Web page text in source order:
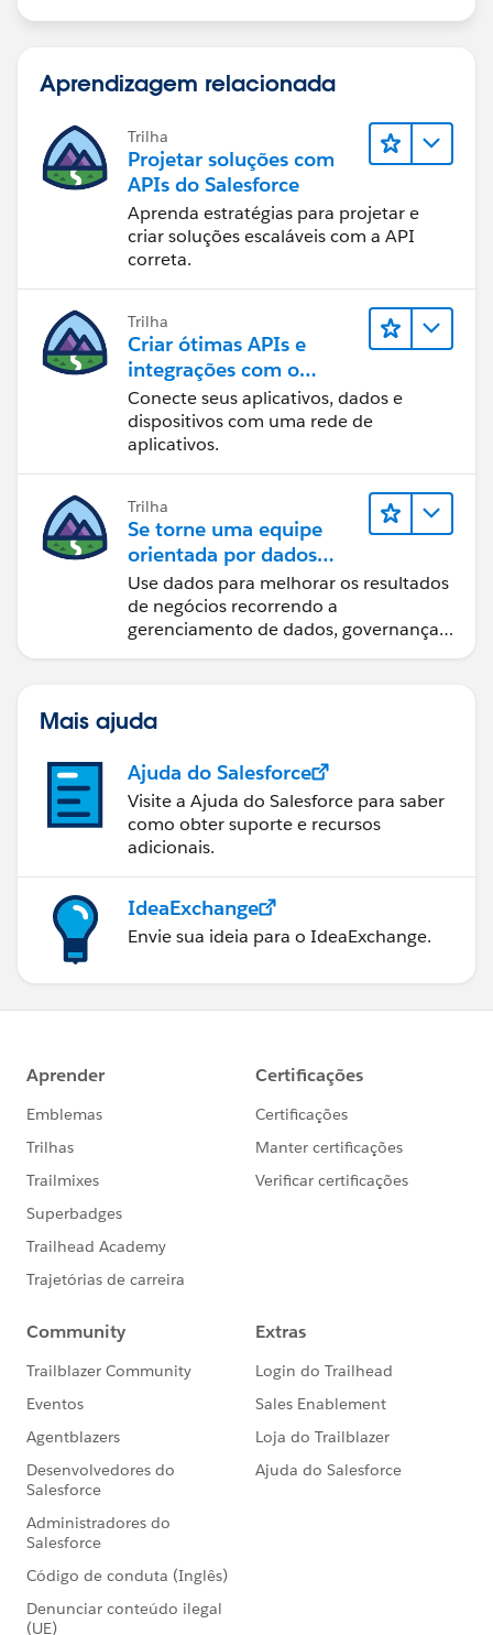
Aprendizagem relacionada
Trilha
Projetar soluções com
APIs do Salesforce
Aprenda estratégias para projetar e
criar soluções escaláveis com a API
correta.
Trilha
Criar ótimas APIs e
integrações com o
MuleSoft
Conecte seus aplicativos, dados e
dispositivos com uma rede de
aplicativos.
Trilha
Se torne uma equipe
orientada por dados
usando o Tableau
Use dados para melhorar os resultados
de negócios recorrendo a
gerenciamento de dados, governança
Mais ajuda
Ajuda do Salesforce
Visite a Ajuda do Salesforce para saber
como obter suporte e recursos
adicionais.
IdeaExchange
Envie sua ideia para o IdeaExchange.